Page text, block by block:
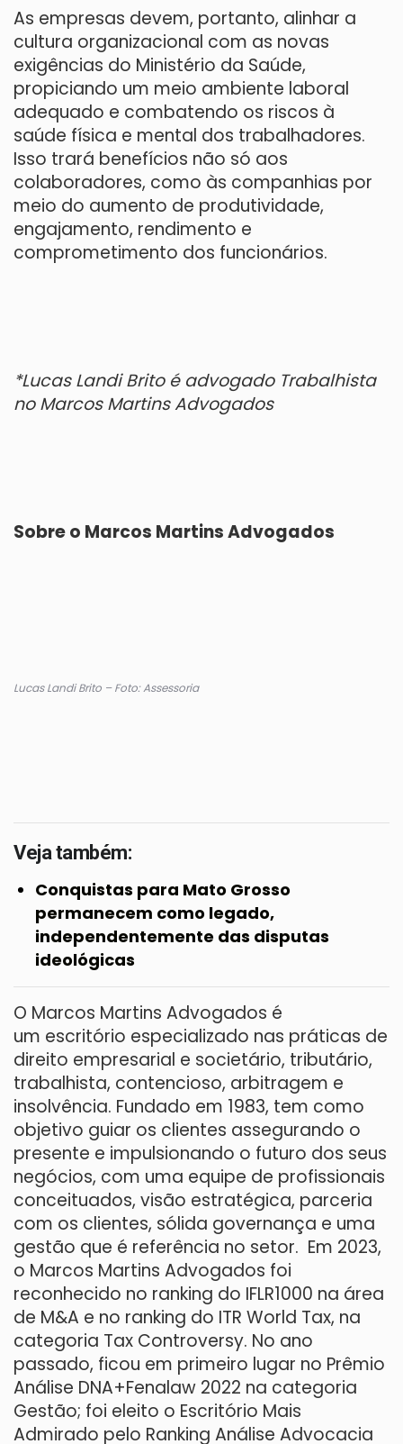
As empresas devem, portanto, alinhar a
cultura organizacional com as novas
exigências do Ministério da Saúde,
propiciando um meio ambiente laboral
adequado e combatendo os riscos à
saúde física e mental dos trabalhadores.
Isso trará benefícios não só aos
colaboradores, como às companhias por
meio do aumento de produtividade,
engajamento, rendimento e
comprometimento dos funcionários.
*Lucas Landi Britoé advogado Trabalhista
no Marcos Martins Advogados
Sobre o Marcos Martins Advogados
Lucas Landi Brito – Foto: Assessoria
Veja também:
Conquistas para Mato Grosso
permanecem como legado,
independentemente das disputas
ideológicas
O Marcos Martins Advogados é
um escritório especializado nas práticas de
direito empresarial e societário, tributário,
trabalhista, contencioso, arbitragem e
insolvência. Fundado em 1983, tem como
objetivo guiar os clientes assegurando o
presente e impulsionando o futuro dos seus
negócios, com uma equipe de profissionais
conceituados, visão estratégica, parceria
com os clientes, sólida governança e uma
gestão que é referência no setor. Em 2023,
o Marcos Martins Advogados foi
reconhecido no ranking do IFLR1000 na área
de M&A e no ranking do ITR World Tax, na
categoria Tax Controversy. No ano
passado, ficou em primeiro lugar no Prêmio
Análise DNA+Fenalaw 2022 na categoria
Gestão; foi eleito o Escritório Mais
Admirado pelo Ranking Análise Advocacia